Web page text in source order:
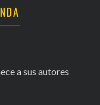
a sus autores